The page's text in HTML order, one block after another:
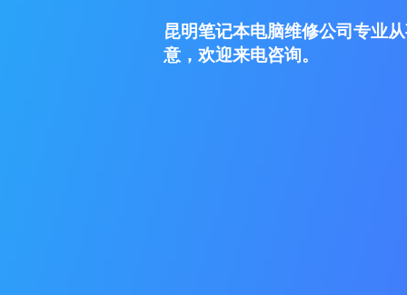
昆明笔记本电脑维修公司专业
意，欢迎来电咨询。